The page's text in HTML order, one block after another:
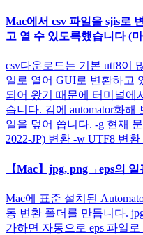
Mac에서 csv 파일을 sjis로
고 열 수 있도록했습니다 (
csv다운로드는 기본 utf8이
일로 열어 GUI로 변환하고
되어 왔기 때문에 터미널에
습니다. 김에 automator화해
일을 덮어 씁니다. -g 현재
2022-JP) 변환 -w UTF8 변환
【Mac】jpg, png→eps의 일
Mac에 표준 설치된
동 변환 폴더를 만듭니다.
가하면 자동으로 eps 파일